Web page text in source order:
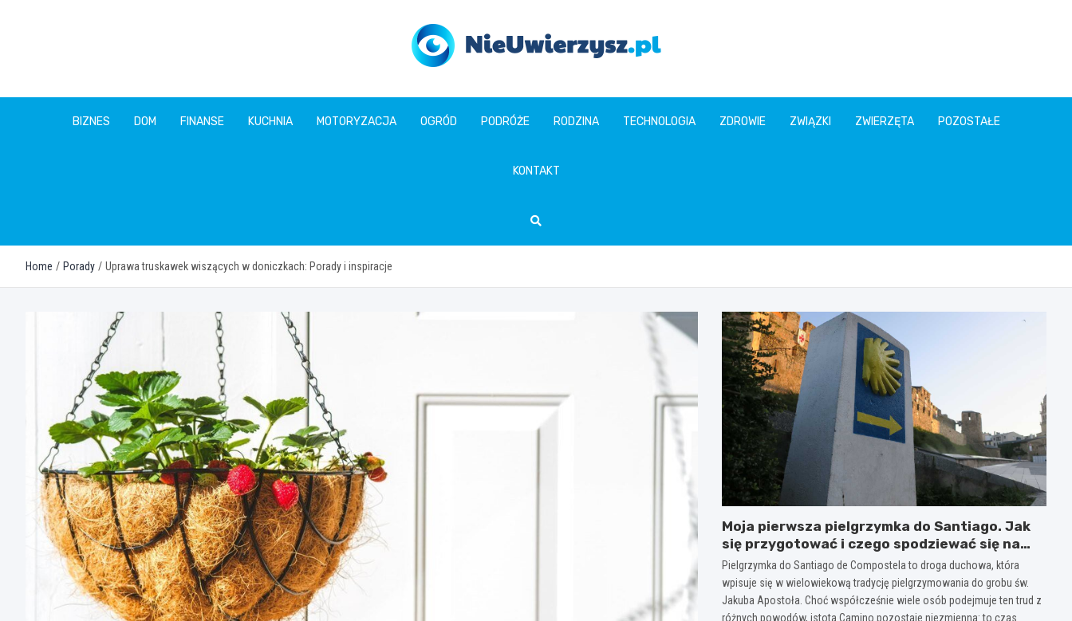
nieuwierzysz.pl
BIZNES DOM FINANSE KUCHNIA MOTORYZACJA OGRÓD PODRÓŻE RODZINA TECHNOLOGIA ZDROWIE ZWIĄZKI ZWIERZĘTA POZOSTAŁE
KONTAKT
Home Porady Uprawa truskawek wiszących w doniczkach: Porady i inspiracje
Moja pierwsza pielgrzymka do Santiago. Jak
się przygotować i czego spodziewać się na
szlaku?
Pielgrzymka do Santiago de Compostela to droga duchowa, która
wpisuje się w wielowiekową tradycję pielgrzymowania do grobu św.
Jakuba Apostoła. Choć współcześnie wiele osób podejmuje ten trud z
różnych powodów, istota Camino pozostaje niezmienna: to czas